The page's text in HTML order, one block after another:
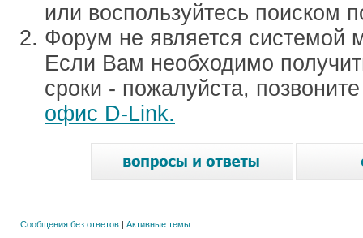
или воспользуйтесь поиском
Форум не является системой
Если Вам необходимо
сроки - пожалуйста,
офис D-Link.
Сообщения без ответов | Активные темы